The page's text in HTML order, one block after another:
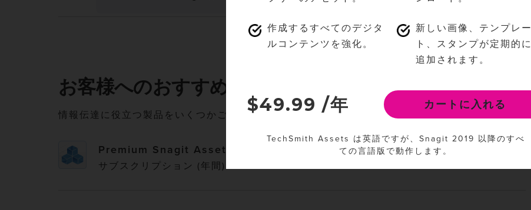
作成するすべてのデジタ
ルコンテンツを強化。
新しい画像、テンプレー
ト、スタンプが定期的に
追加されます。
$49.99 /年 カートに入れる
TechSmith Assets は英語ですが、Snagit 2019 以降のすべ
ての言語版で動作します。
お客様へのおすすめ
情報伝達に役立つ製品をいくつかご紹介します。
Premium Snagit Assets
サブスクリプション (年間)
$49.99